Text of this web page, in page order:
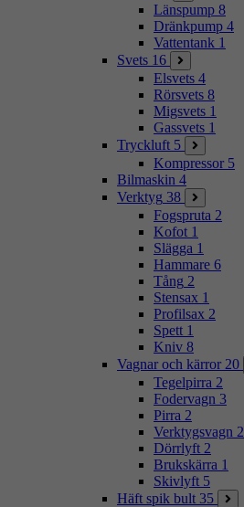
Länspump 8
Dränkpump 4
Vattentank 1
Svets 16
Elsvets 4
Rörsvets 8
Migsvets 1
Gassvets 1
Tryckluft 5
Kompressor 5
Bilmaskin 4
Verktyg 38
Fogspruta 2
Kofot 1
Slägga 1
Hammare 6
Tång 2
Stensax 1
Profilsax 2
Spett 1
Kniv 8
Vagnar och kärror 20
Tegelpirra 2
Fodervagn 3
Pirra 2
Verktygsvagn 2
Dörrlyft 2
Brukskärra 1
Skivlyft 5
Häft spik bult 35